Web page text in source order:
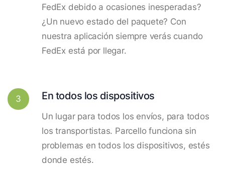
FedEx debido a ocasiones inesperadas?
¿Un nuevo estado del paquete? Con
nuestra aplicación siempre verás cuando
FedEx está por llegar.
3 En todos los dispositivos
Un lugar para todos los envíos, para todos
los transportistas. Parcello funciona sin
problemas en todos los dispositivos, estés
donde estés.